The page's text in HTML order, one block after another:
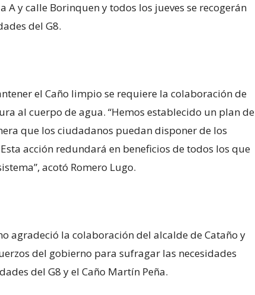
A y calle Borinquen y todos los jueves se recogerán
del G8.
el Caño limpio se requiere la colaboración de
al cuerpo de agua. “Hemos establecido un plan de
que los ciudadanos puedan disponer de los
acción redundará en beneficios de todos los que
acotó Romero Lugo.
agradeció la colaboración del alcalde de Cataño y
del gobierno para sufragar las necesidades
del G8 y el Caño Martín Peña.